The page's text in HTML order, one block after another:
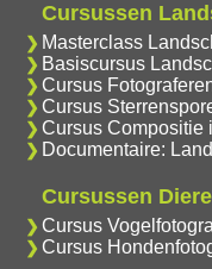
Cursussen
Masterclass
Basiscursus
Cursus
Cursus
Cursus Compositie
Documentaire:
Cursussen
Cursus
Cursus